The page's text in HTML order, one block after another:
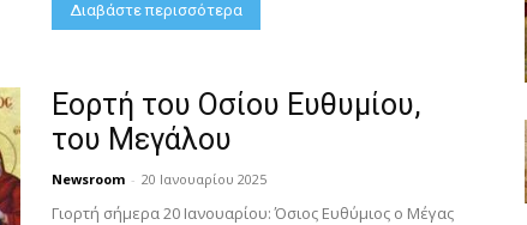
Διαβάστε περισσότερα
Εορτή του Οσίου Ευθυμίου,
του Μεγάλου
Newsroom - 20 Ιανουαρίου 2025
Γιορτή σήμερα 20 Ιανουαρίου: Όσιος Ευθύμιος ο Μέγας